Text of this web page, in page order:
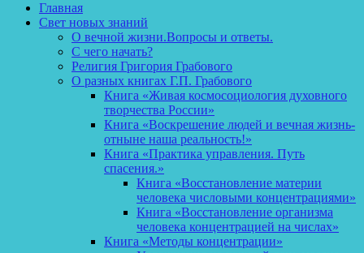
Главная
Свет новых знаний
О вечной жизни.Вопросы и ответы.
С чего начать?
Религия Григория Грабового
О разных книгах Г.П. Грабового
Книга «Живая космосоциология духовного
творчества России»
Книга «Воскрешение людей и вечная жизнь-
отныне наша реальность!»
Книга «Практика управления. Путь
спасения.»
Книга «Восстановление материи
человека числовыми концентрациями»
Книга «Восстановление организма
человека концентрацией на числах»
Книга «Методы концентрации»